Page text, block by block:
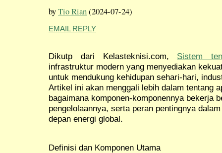
byTio Rian(2024-07-24)
EMAIL REPLY
Dikutp dari Kelasteknisi.com, Sistem
infrastruktur modern yang menyediakan
untuk mendukung kehidupan sehari-hari,
Artikel ini akan menggali lebih dalam tentang
bagaimana komponen-komponennya bekerja
pengelolaannya, serta peran pentingnya
depan energi global.
Definisi dan Komponen Utama